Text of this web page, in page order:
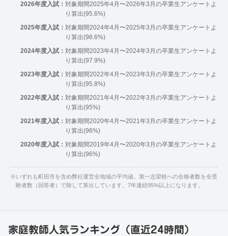
2026年度入試： 対象期間2025年4月〜2026年3月の卒業生アンケートよ
り算出(95.6%)
2025年度入試： 対象期間2024年4月〜2025年3月の卒業生アンケートよ
り算出(98.6%)
2024年度入試： 対象期間2023年4月〜2024年3月の卒業生アンケートよ
り算出(97.9%)
2023年度入試： 対象期間2022年4月〜2023年3月の卒業生アンケートよ
り算出(95.8%)
2022年度入試： 対象期間2021年4月〜2022年3月の卒業生アンケートよ
り算出(95%)
2021年度入試： 対象期間2020年4月〜2021年3月の卒業生アンケートよ
り算出(96%)
2020年度入試： 対象期間2019年4月〜2020年3月の卒業生アンケートよ
り算出(96%)
※いずれも町田市を含め弊社運営全地域の平均値。第一志望校への合格者数を全受
験者数（回答者）で除して算出しています。7年連続95%以上になります。
家庭教師人気ランキング（直近24時間）